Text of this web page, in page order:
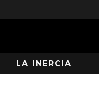
LA INERCIA